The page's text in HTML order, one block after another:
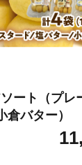
ート（プレ
バター）